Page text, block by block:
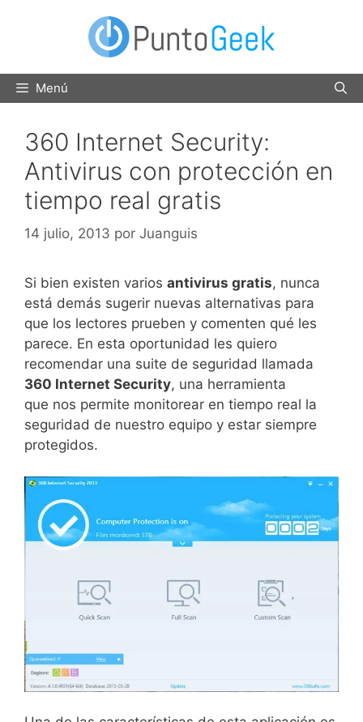
Menú
360 Internet Security:
Antivirus con protección en
tiempo real gratis
14 julio, 2013 por Juanguis
Si bien existen varios antivirus gratis, nunca
está demás sugerir nuevas alternativas para
que los lectores prueben y comenten qué les
parece. En esta oportunidad les quiero
recomendar una suite de seguridad llamada
360 Internet Security, una herramienta
que nos permite monitorear en tiempo real la
seguridad de nuestro equipo y estar siempre
protegidos.